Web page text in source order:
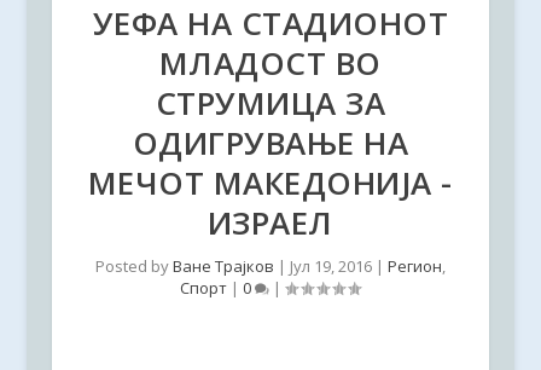
УЕФА НА СТАДИОНОТ
МЛАДОСТ ВО
СТРУМИЦА ЗА
ОДИГРУВАЊЕ НА
МЕЧОТ МАКЕДОНИЈА -
ИЗРАЕЛ
Posted byВане Трајков | Јул 19, 2016| Регион,
Спорт |0 |